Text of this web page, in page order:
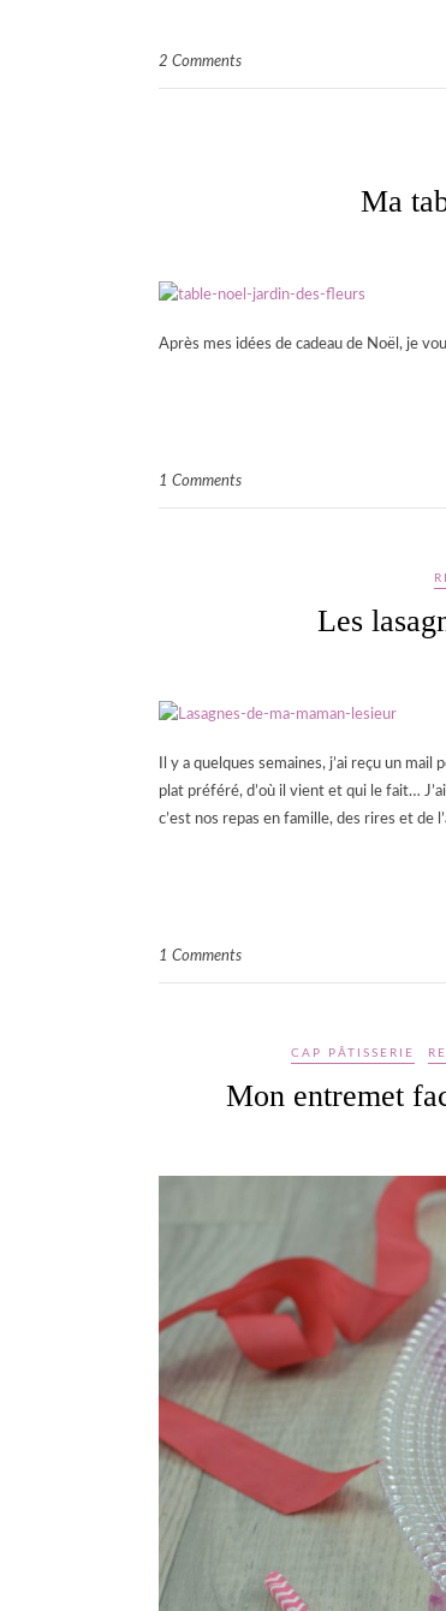
2 Comments
Ma
Après mes idées de cadeau de Noël, je
1 Comments
Les
Il y a quelques semaines, j’ai reçu un
plat préféré, d’où il vient et qui le fait…
c’est nos repas en famille, des rires et de
1 Comments
CAP PÂTISSERIE
Mon entremet